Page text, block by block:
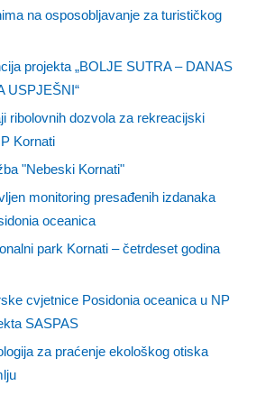
na osposobljavanje za turističkog
projekta „BOLJE SUTRA – DANAS
USPJEŠNI“
ribolovnih dozvola za rekreacijski
Kornati
"Nebeski Kornati"
monitoring presađenih izdanaka
oceanica
park Kornati – četrdeset godina
cvjetnice Posidonia oceanica u NP
SASPAS
za praćenje ekološkog otiska